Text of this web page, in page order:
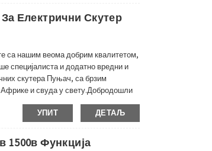
Електрични Скутер
са нашим веома добрим квалитетом,
специјалиста и додатно вредни и
скутера Пуњач, са брзим
и свуда у свету.Добродошли
за додатна питања будите...
УПИТ
ДЕТАЉ
Функција